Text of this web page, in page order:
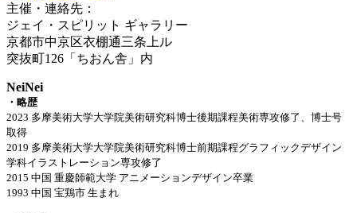
主催・連絡先：
ジェイ・スピリット ギャラリー
京都市中京区衣棚通三条上ル
突抜町126「ちおん舎」内
NeiNei
・略歴
2023 多摩美術大学大学院美術研究科博士後期課程美術専攻修了、博士号
取得
2019 多摩美術大学大学院美術研究科博士前期課程グラフィックデザイン
学科イラストレーション専攻修了
2015 中国 重慶師範大学 アニメーションデザイン卒業
1993 中国 宝鶏市 生まれ